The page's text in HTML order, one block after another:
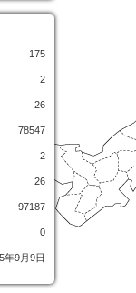
175
2
26
78547
2
26
97187
0
年9月9日